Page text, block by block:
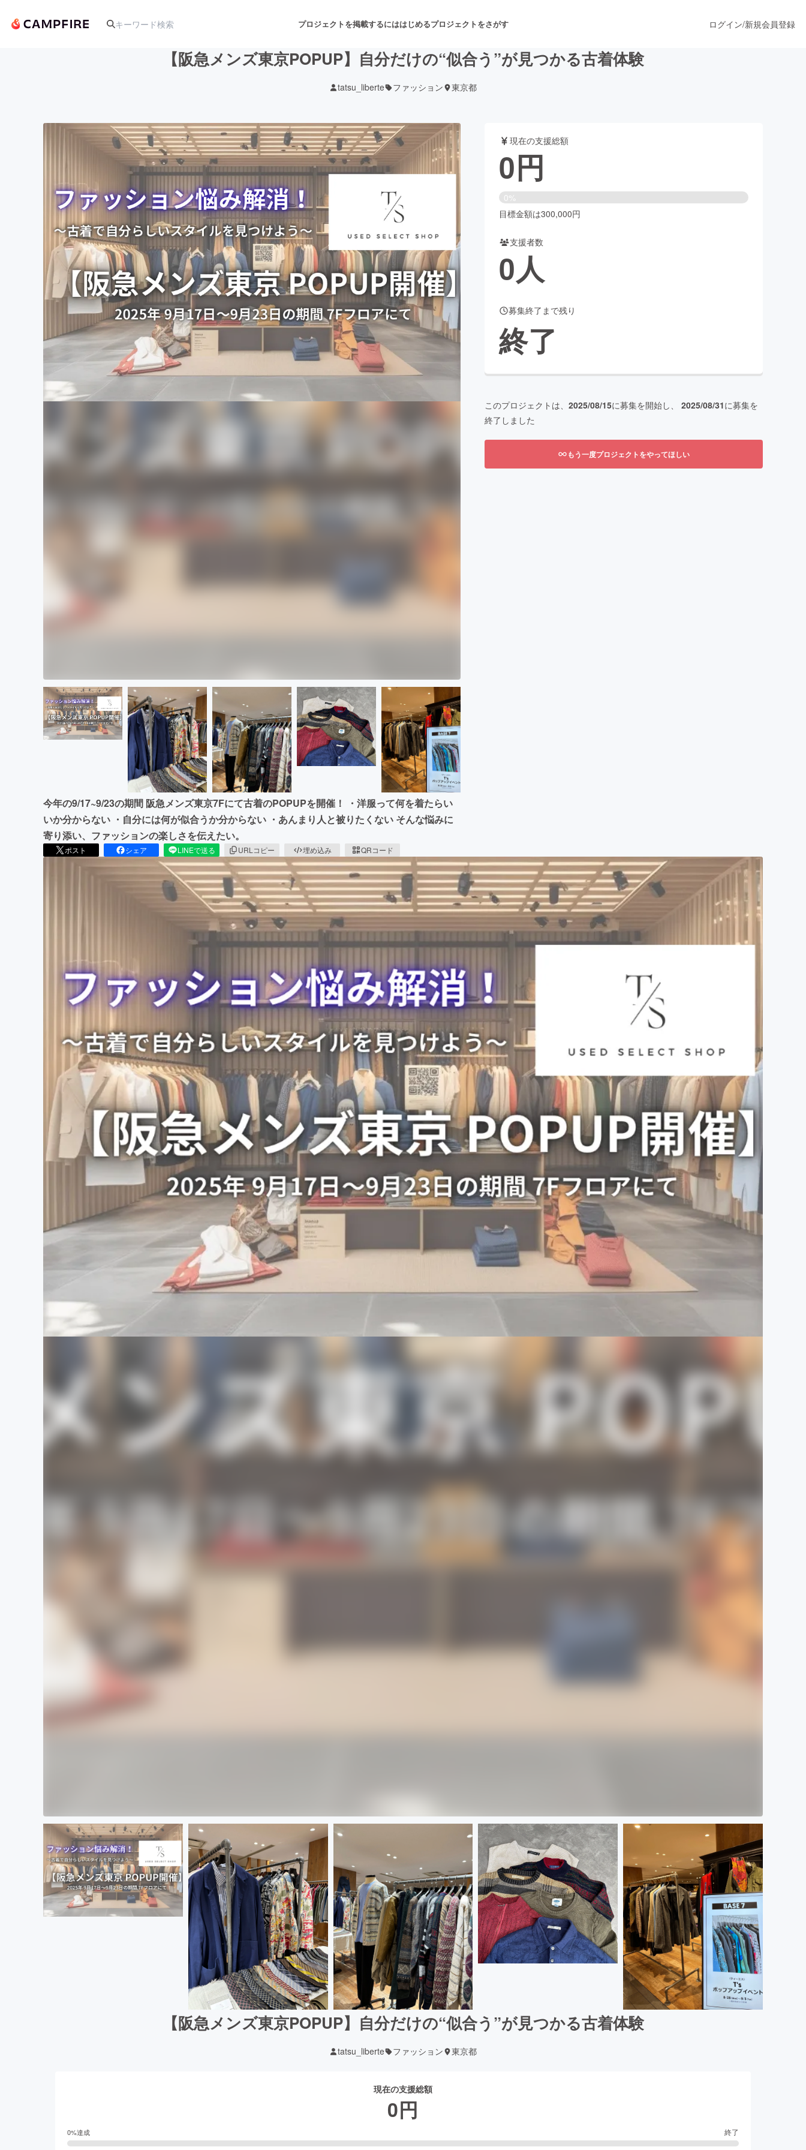
プロジェクトを掲載するにははじめるプロジェクトをさがす
アート・写真 音楽 舞台・パフォーマンス
映像・映画 書籍・雑誌出版
ビジネス・起業 チャレンジ ビューティー・ヘルスケア
まちづくり・地域活性化
CAMPFIRE for Social Good
CAMPFIRE Creation
CAMPFIREふるさと納税machi-yaコミュニティ
ログイン/新規会員登録
【阪急メンズ東京POPUP】自分だけの“似合う”が見つかる古着体験
tatsu_liberte ファッション 東京都
今年の9/17~9/23の期間 阪急メンズ東京7Fにて古着のPOPUPを開催！ ・洋服って何を着たらい
いか分からない ・自分には何が似合うか分からない ・あんまり人と被りたくない そんな悩みに
寄り添い、ファッションの楽しさを伝えたい。
ポスト シェア LINEで送る URLコピー 埋め込み QRコード
現在の支援総額
0円
0%
目標金額は300,000円
支援者数
0人
募集終了まで残り
終了
このプロジェクトは、 2025/08/15に募集を開始し、 2025/08/31に募集を
終了しました
もう一度プロジェクトをやってほしい
【阪急メンズ東京POPUP】自分だけの“似合う”が見つかる古着体験
tatsu_liberte ファッション 東京都
現在の支援総額
0円
0%達成 終了